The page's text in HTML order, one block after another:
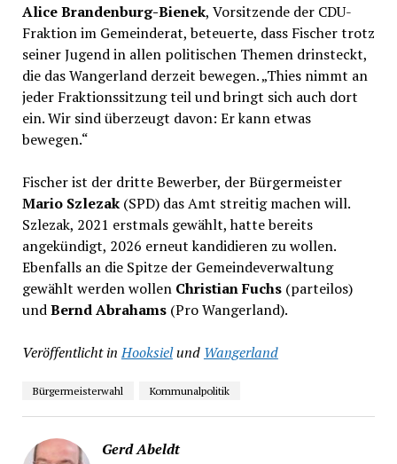
Alice Brandenburg-Bienek, Vorsitzende der CDU-
Fraktion im Gemeinderat, beteuerte, dass Fischer trotz
seiner Jugend in allen politischen Themen drinsteckt,
die das Wangerland derzeit bewegen. „Thies nimmt an
jeder Fraktionssitzung teil und bringt sich auch dort
ein. Wir sind überzeugt davon: Er kann etwas
bewegen.“
Fischer ist der dritte Bewerber, der Bürgermeister
Mario Szlezak (SPD) das Amt streitig machen will.
Szlezak, 2021 erstmals gewählt, hatte bereits
angekündigt, 2026 erneut kandidieren zu wollen.
Ebenfalls an die Spitze der Gemeindeverwaltung
gewählt werden wollen Christian Fuchs(parteilos)
undBernd Abrahams (Pro Wangerland).
Veröffentlicht in Hooksielund Wangerland
Bürgermeisterwahl Kommunalpolitik
Gerd Abeldt